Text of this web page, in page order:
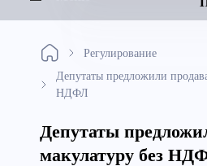
Регулирование
Депутаты предложили
НДФЛ
Депутаты
макулатуру без